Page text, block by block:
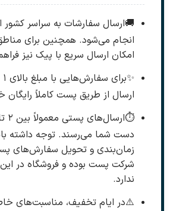
🚚ارسال سفارشات به سراسر
امکان ارسال سریع با پیک نیز
✨
ارسال از طریق پست کاملاً رایگان
⏱️
دست شما می‌رسند. توجه داشته
زمان‌بندی و تحویل سفارش‌های
شرکت پست بوده و فروشگاه در
ندارد.
⚠️در ایام تخفیف، مناسبت‌های